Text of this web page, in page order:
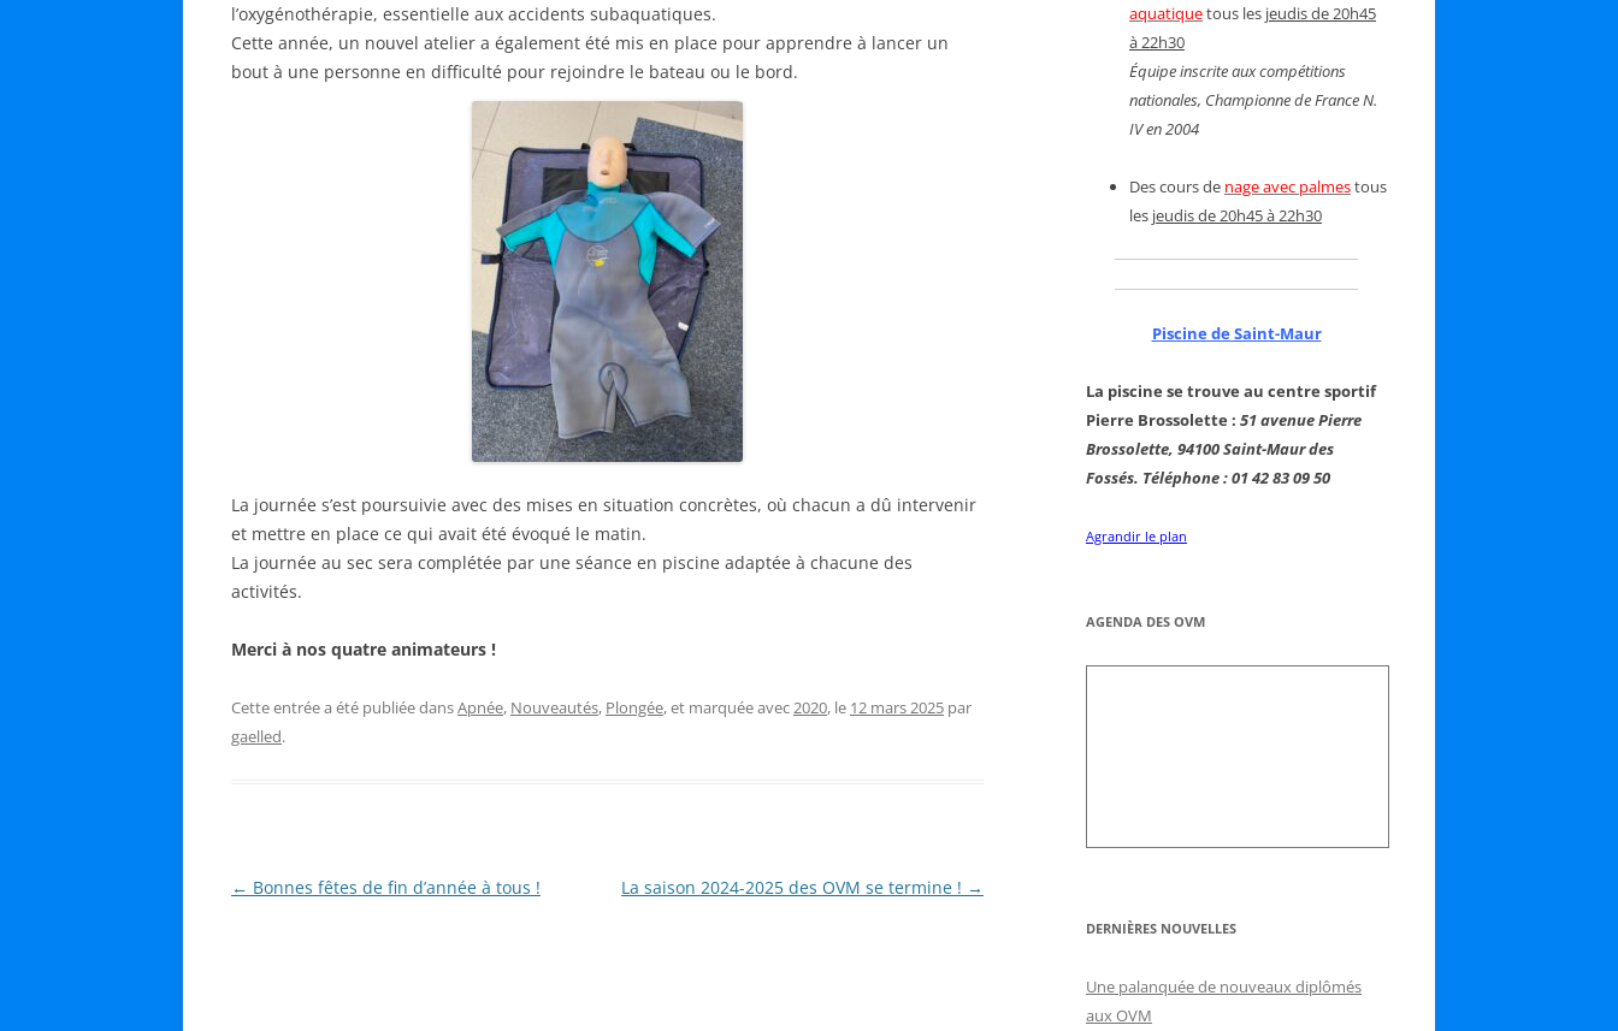
l’oxygénothérapie, essentielle aux accidents subaquatiques.
Cette année, un nouvel atelier a également été mis en place pour apprendre à lancer un
bout à une personne en difficulté pour rejoindre le bateau ou le bord.
La journée s’est poursuivie avec des mises en situation concrètes, où chacun a dû intervenir
et mettre en place ce qui avait été évoqué le matin.
La journée au sec sera complétée par une séance en piscine adaptée à chacune des
activités.
Merci à nos quatre animateurs !
Cette entrée a été publiée dansApnée, Nouveautés, Plongée, et marquée avec2020, le 12 mars 2025 par
gaelled.
Navigation
← Bonnes fêtes de fin d’année à tous ! La saison 2024-2025 des OVM se termine ! →
aquatiquetous les jeudis de 20h45
à 22h30
Équipe inscrite aux compétitions
nationales, Championne de France N.
IV en 2004
Des cours de nage avec palmestous
les jeudis de 20h45 à 22h30
Piscine de Saint-Maur
La piscine se trouve au centre sportif
Pierre Brossolette : 51 avenue Pierre
Brossolette, 94100 Saint-Maur des
Fossés. Téléphone : 01 42 83 09 50
Agrandir le plan
AGENDA DES OVM
DERNIÈRES NOUVELLES
Une palanquée de nouveaux diplômés
aux OVM